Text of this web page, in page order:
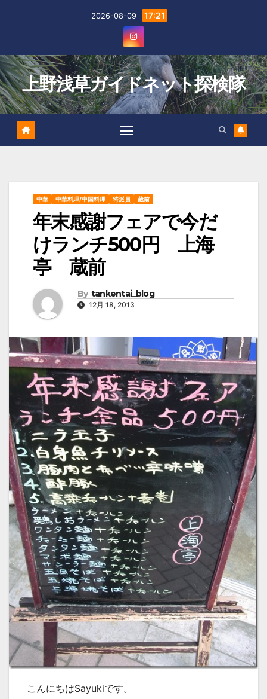
2026-08-09 17:21
上野浅草ガイドネット探検隊
中華 中華料理/中国料理 特派員 蔵前
年末感謝フェアで今だ
けランチ500円 上海
亭 蔵前
By tankentai_blog
12月 18, 2013
こんにちはSayukiです。